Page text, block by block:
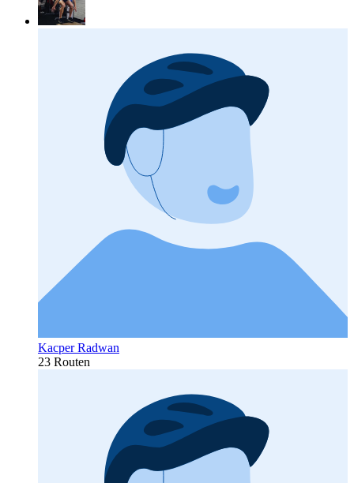
Kacper Radwan
23 Routen